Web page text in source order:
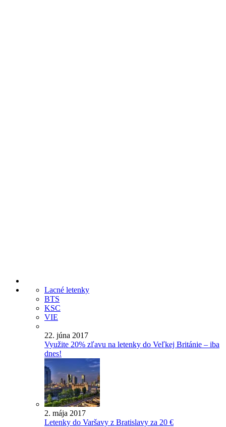
Lacné letenky
BTS
KSC
VIE
22. júna 2017
Využite 20% zľavu na letenky do Veľkej Británie – iba
dnes!
2. mája 2017
Letenky do Varšavy z Bratislavy za 20 €